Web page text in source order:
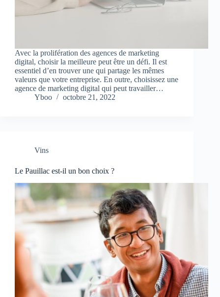
Avec la prolifération des agences de marketing
digital, choisir la meilleure peut être un défi. Il est
essentiel d’en trouver une qui partage les mêmes
valeurs que votre entreprise. En outre, choisissez une
agence de marketing digital qui peut travailler…
Yboo
octobre 21, 2022
Vins
Le Pauillac est-il un bon choix ?